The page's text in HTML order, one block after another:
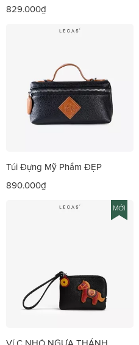
829.000₫
Túi Đựng Mỹ Phẩm ĐẸP
890.000₫
MỚI